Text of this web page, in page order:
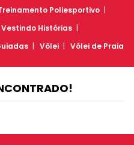
Poliesportivo
Vestindo Histórias
Vôlei Vôlei de Praia